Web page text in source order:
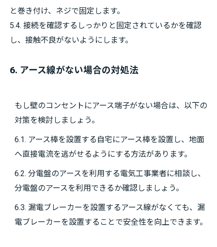
と巻き付け、ネジで固定します。
5.4. 接続を確認するしっかりと固定されているかを確認
し、接触不良がないようにします。
6. アース線がない場合の対処法
もし壁のコンセントにアース端子がない場合は、以下の
対策を検討しましょう。
6.1. アース棒を設置する自宅にアース棒を設置し、地面
へ直接電流を逃がせるようにする方法があります。
6.2. 分電盤のアースを利用する電気工事業者に相談し、
分電盤のアースを利用できるか確認しましょう。
6.3. 漏電ブレーカーを設置するアース線がなくても、漏
電ブレーカーを設置することで安全性を向上できます。